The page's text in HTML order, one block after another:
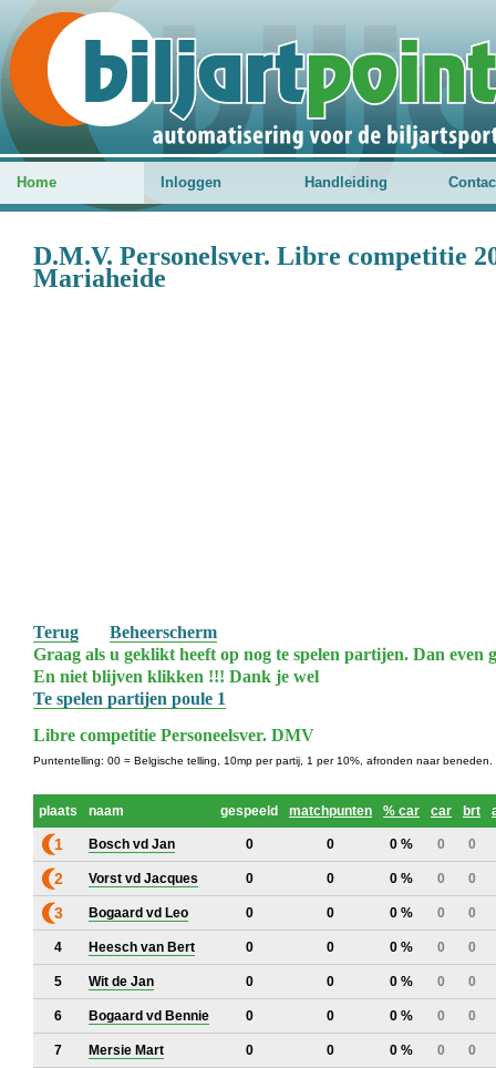
Home Inloggen Handleiding
D.M.V. Personelsver. Libre competitie
Mariaheide
Terug
Beheerscherm
Graag als u geklikt heeft op nog te spelen partijen. Dan even
En niet blijven klikken !!! Dank je wel
Te spelen partijen poule 1
Libre competitie Personeelsver. DMV
Puntentelling: 00 = Belgische telling, 10mp per partij, 1 per 10%, afronden naar beneden.
plaats naam gespeeld matchpunten % car car brt
1 Bosch vd Jan 0 0 0 % 0 0
2 Vorst vd Jacques 0 0 0 % 0 0
3 Bogaard vd Leo 0 0 0 % 0 0
4 Heesch van Bert 0 0 0 % 0 0
5 Wit de Jan 0 0 0 % 0 0
6 Bogaard vd Bennie 0 0 0 % 0 0
7 Mersie Mart 0 0 0 % 0 0